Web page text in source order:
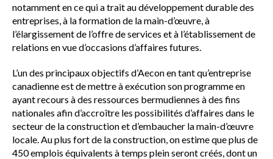
notamment en ce qui a trait au développement durable des
entreprises, à la formation de la main-d’œuvre, à
l’élargissement de l’offre de services et à l’établissement de
relations en vue d’occasions d’affaires futures.
L’un des principaux objectifs d’Aecon en tant qu’entreprise
canadienne est de mettre à exécution son programme en
ayant recours à des ressources bermudiennes à des fins
nationales afin d’accroître les possibilités d’affaires dans le
secteur de la construction et d’embaucher la main-d’œuvre
locale. Au plus fort de la construction, on estime que plus de
450 emplois équivalents à temps plein seront créés, dont un